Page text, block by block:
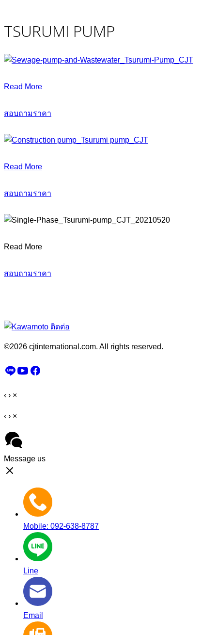
TSURUMI PUMP
Read More
สอบถามราคา
Read More
สอบถามราคา
Read More
สอบถามราคา
©2026 cjtinternational.com. All rights reserved.
‹ › ×
‹ › ×
Message us
Mobile: 092-638-8787
Line
Email